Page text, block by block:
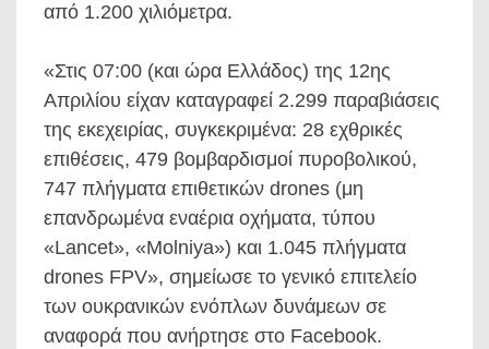
από 1.200 χιλιόμετρα.
«Στις 07:00 (και ώρα Ελλάδος) της 12ης
Απριλίου είχαν καταγραφεί 2.299 παραβιάσεις
της εκεχειρίας, συγκεκριμένα: 28 εχθρικές
επιθέσεις, 479 βομβαρδισμοί πυροβολικού,
747 πλήγματα επιθετικών drones (μη
επανδρωμένα εναέρια οχήματα, τύπου
«Lancet», «Molniya») και 1.045 πλήγματα
drones FPV», σημείωσε το γενικό επιτελείο
των ουκρανικών ενόπλων δυνάμεων σε
αναφορά που ανήρτησε στο Facebook.